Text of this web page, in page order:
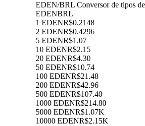
EDEN/BRL Conversor de tipos
EDENBRL
1 EDENR$0.2148
2 EDENR$0.4296
5 EDENR$1.07
10 EDENR$2.15
20 EDENR$4.30
50 EDENR$10.74
100 EDENR$21.48
200 EDENR$42.96
500 EDENR$107.40
1000 EDENR$214.80
5000 EDENR$1.07K
10000 EDENR$2.15K